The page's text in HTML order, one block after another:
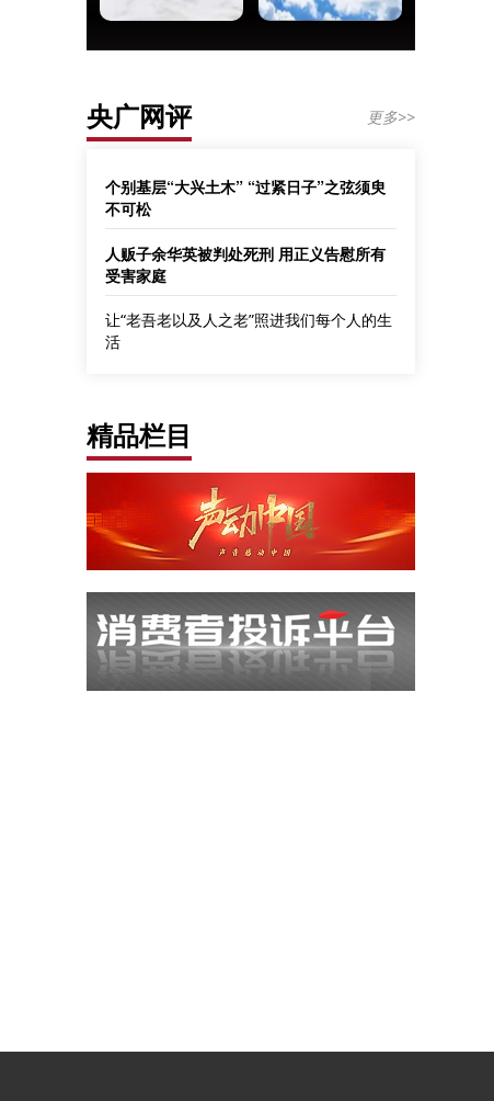
央广网评 更多>>
个别基层“大兴土木” “过紧日子”之弦须臾
不可松
人贩子余华英被判处死刑 用正义告慰所有
受害家庭
让“老吾老以及人之老”照进我们每个人的生
活
精品栏目